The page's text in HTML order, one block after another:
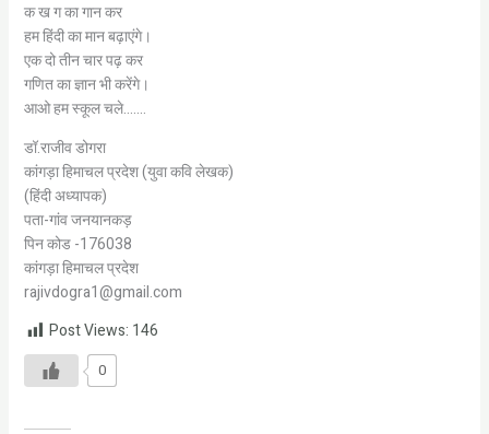
क ख ग का गान कर
हम हिंदी का मान बढ़ाएंगे।
एक दो तीन चार पढ़ कर
गणित का ज्ञान भी करेंगे।
आओ हम स्कूल चले…….
डॉ.राजीव डोगरा
कांगड़ा हिमाचल प्रदेश (युवा कवि लेखक)
(हिंदी अध्यापक)
पता-गांव जनयानकड़
पिन कोड -176038
कांगड़ा हिमाचल प्रदेश
rajivdogra1@gmail.com
Post Views: 146
0